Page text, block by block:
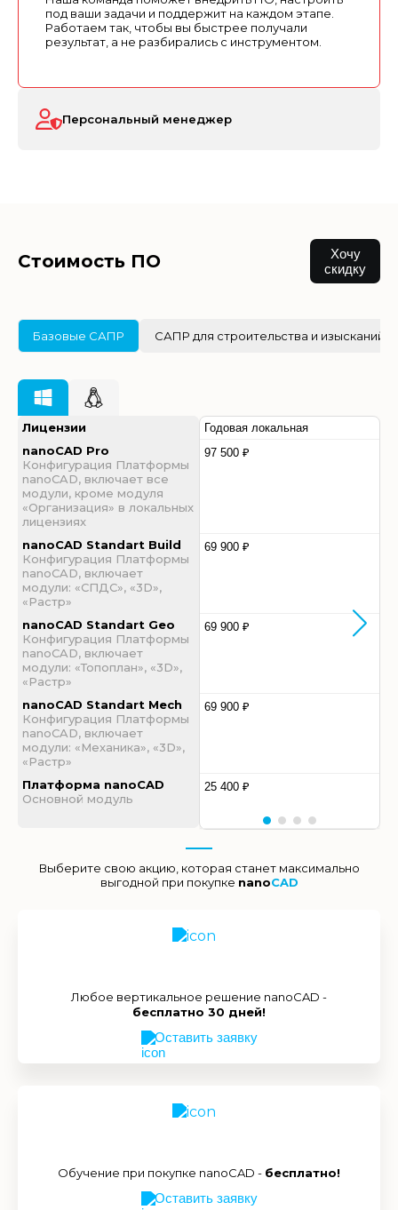
под ваши задачи и поддержит на каждом этапе.
Работаем так, чтобы вы быстрее получали
результат, а не разбирались с инструментом.
Персональный менеджер
Стоимость ПО
Хочу
скидку
Базовые САПР САПР для строительства и изысканий
Лицензии
nanoCAD Pro
Конфигурация Платформы
nanoCAD, включает все
модули, кроме модуля
«Организация» в локальных
лицензиях
nanoCAD Standart Build
Конфигурация Платформы
nanoCAD, включает
модули: «СПДС», «3D»,
«Растр»
nanoCAD Standart Geo
Конфигурация Платформы
nanoCAD, включает
модули: «Топоплан», «3D»,
«Растр»
nanoCAD Standart Mech
Конфигурация Платформы
nanoCAD, включает
модули: «Механика», «3D»,
«Растр»
Платформа nanoCAD
Основной модуль
Годовая локальная
97 500 ₽
69 900 ₽
69 900 ₽
69 900 ₽
25 400 ₽
Выберите свою акцию, которая станет максимально
выгодной при покупке nanoCAD
Любое вертикальное решение nanoCAD -
бесплатно 30 дней!
Оставить заявку
Обучение при покупке nanoCAD - бесплатно!
Оставить заявку